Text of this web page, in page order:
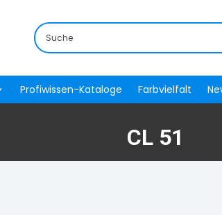
Profiwissen-Kataloge Farbvielfalt
CL 51